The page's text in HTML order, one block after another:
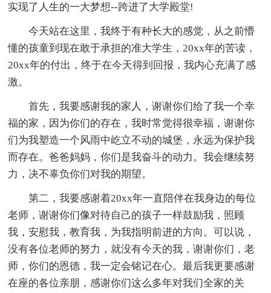
实现了人生的一大梦想--跨进了大学殿堂!
今天站在这里，我终于有种长大的感觉，从之前懵
懂的孩童到现在敢于承担的准大学生，20xx年的苦读，
20xx年的付出，终于在今天得到回报，我内心充满了感
激。
首先，我要感谢我的家人，谢谢你们给了我一个幸
福的家，因为你们的存在，我时常觉得很幸福，谢谢你
们为我塑造一个风雨中屹立不动的城堡，永远为保护我
而存在。爸爸妈妈，你们是我奋斗的动力。我会继续努
力，决不辜负你们对我的期望。
第二，我要感谢着20xx年一直陪伴在我身边的每位
老师，谢谢你们像对待自己的孩子一样鼓励我，照顾
我，安慰我，教育我，为我指明前进的方向。可以说，
没有各位老师的努力，就没有今天的我，谢谢你们，老
师，你们的恩德，我一定会铭记在心。最后我更要感谢
在座的各位亲朋，感谢你们这么多年对我们全家的关